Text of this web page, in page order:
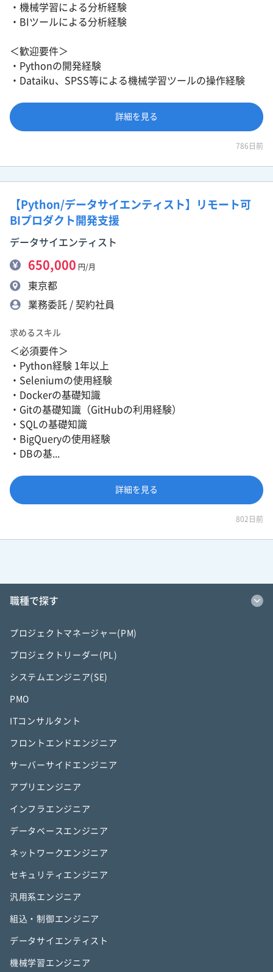
・機械学習による分析経験
・BIツールによる分析経験
＜歓迎要件＞
・Pythonの開発経験
・Dataiku、SPSS等による機械学習ツールの操作経験
詳細を見る
786日前
【Python/データサイエンティスト】リモート可
BIプロダクト開発支援
データサイエンティスト
650,000 円/月
東京都
業務委託 / 契約社員
求めるスキル
＜必須要件＞
・Python経験 1年以上
・Seleniumの使用経験
・Dockerの基礎知識
・Gitの基礎知識（GitHubの利用経験）
・SQLの基礎知識
・BigQueryの使用経験
・DBの基...
詳細を見る
802日前
職種で探す
プロジェクトマネージャー(PM)
プロジェクトリーダー(PL)
システムエンジニア(SE)
PMO
ITコンサルタント
フロントエンドエンジニア
サーバーサイドエンジニア
アプリエンジニア
インフラエンジニア
データベースエンジニア
ネットワークエンジニア
セキュリティエンジニア
汎用系エンジニア
組込・制御エンジニア
データサイエンティスト
機械学習エンジニア